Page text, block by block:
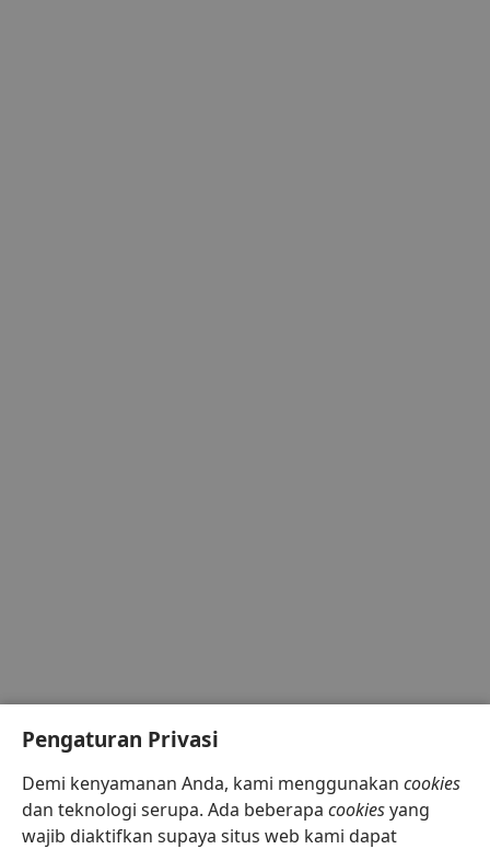
Pengaturan Privasi
Demi kenyamanan Anda, kami menggunakan cookies
dan teknologi serupa. Ada beberapa cookiesyang
wajib diaktifkan supaya situs web kami dapat